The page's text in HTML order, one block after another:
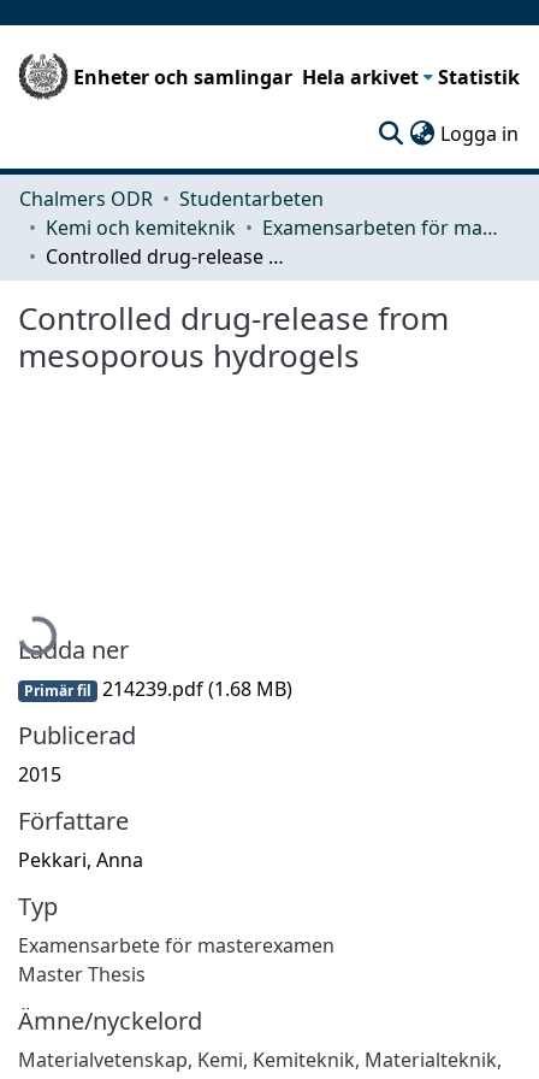
Enheter och samlingar Hela arkivet Statistik
Logga in
Chalmers ODR
Studentarbeten
Kemi och kemiteknik
Examensarbeten för masterexamen
Controlled drug-release from mesoporous hydrogels
Controlled drug-release from
mesoporous hydrogels
Hämtar...
Ladda ner
Primär fil 214239.pdf(1.68 MB)
Publicerad
2015
Författare
Pekkari, Anna
Typ
Examensarbete för masterexamen
Master Thesis
Ämne/nyckelord
Materialvetenskap, Kemi, Kemiteknik, Materialteknik,